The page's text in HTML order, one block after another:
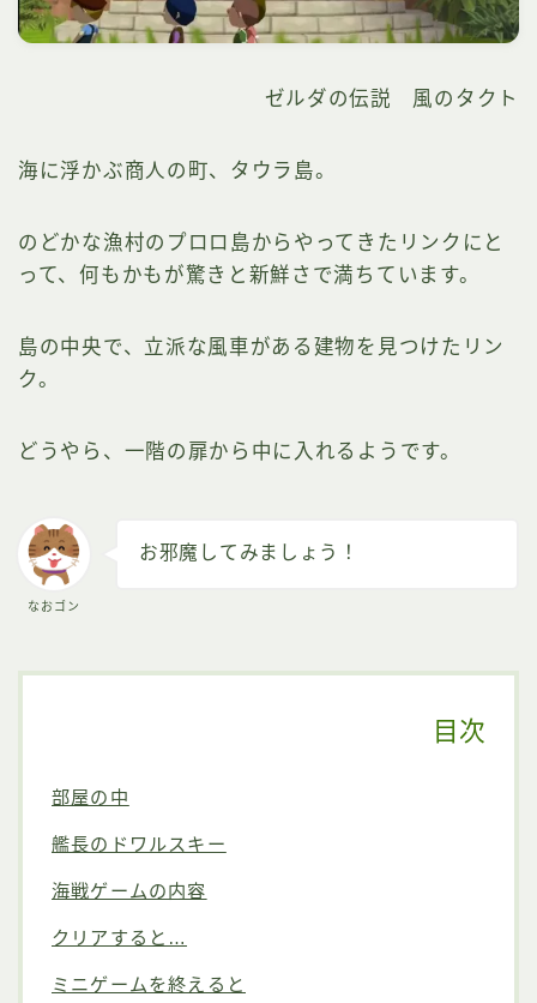
ゼルダの伝説 風のタクト
海に浮かぶ商人の町、タウラ島。
のどかな漁村のプロロ島からやってきたリンクにと
って、何もかもが驚きと新鮮さで満ちています。
島の中央で、立派な風車がある建物を見つけたリン
ク。
どうやら、一階の扉から中に入れるようです。
なおゴン
お邪魔してみましょう！
目次
部屋の中
艦長のドワルスキー
海戦ゲームの内容
クリアすると…
ミニゲームを終えると